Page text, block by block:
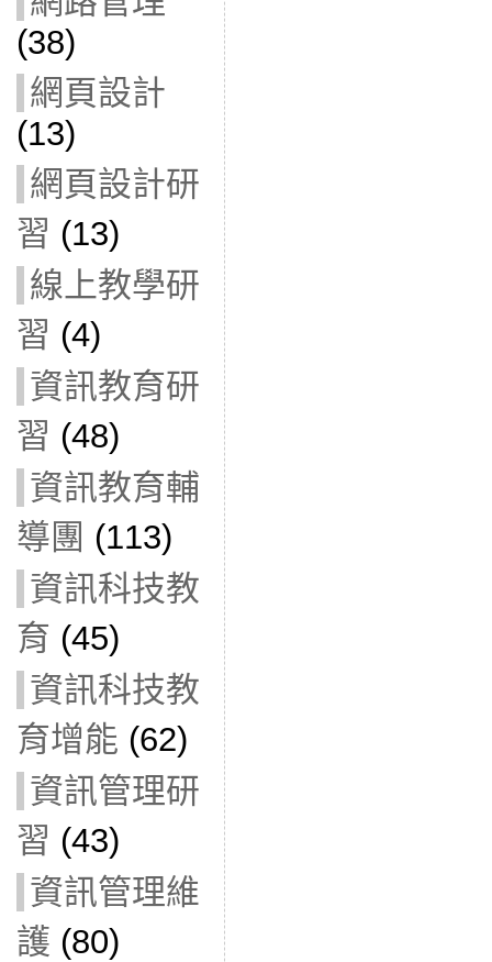
(38)
網頁設計
(13)
網頁設計研
習 (13)
線上教學研
習 (4)
資訊教育研
習 (48)
資訊教育輔
導團 (113)
資訊科技教
育 (45)
資訊科技教
育增能 (62)
資訊管理研
習 (43)
資訊管理維
護 (80)